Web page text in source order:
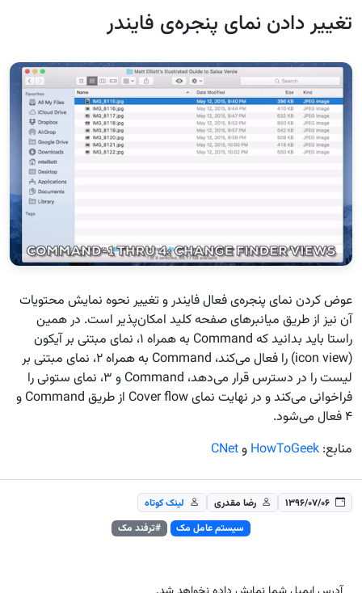
تغییر دادن نمای پنجره‌ی فایندر
عوض کردن نمای پنجره‌ی فعال فایندر و تغییر نحوه نمایش محتویات
آن نیز از طریق میانبرهای صفحه کلید امکان‌پذیر است. در همین
راستا باید بدانید که Command به همراه ۱، نمای مبتنی بر آیکون
(icon view) را فعال می‌کند، Command به همراه ۲، نمای مبتنی بر
لیست را در دسترس قرار می‌دهد، Command و ۳، نمای ستونی را
فراخوانی می‌کند و در نهایت نمای Cover flow از طریق Command‌ و
۴ فعال می‌شود.
منابع: HowToGeek وCNet
۱۳۹۶/۰۷/۰۶ رضا مقدری
لینک کوتاه
سیستم عامل مک
#ترفند مک